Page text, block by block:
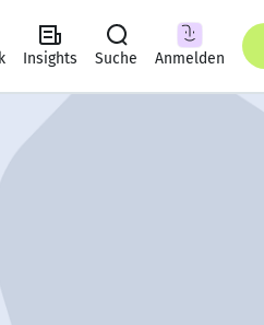
Insights Suche Anmelden